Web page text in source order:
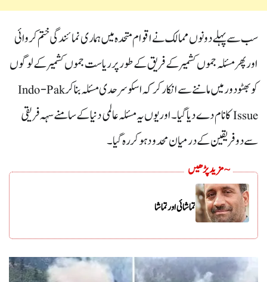
سب سے پہلے دونوں ممالک نے اقوام متحدہ میں ہماری نمائندگی ختم کروائی
اور پھر مسئلہ جموں کشمیر کے فریق کے طور پرریاست جموں کشمیر کے لوگوں
کو بھٹو دور میں ماننے سے انکار کرکہ اسکو سرحدی مسئلہ بنا کر Indo-Pak
Issue کا نام دے دیا گیا۔ اور یوں یہ مسئلہ عالمی دنیا کے سامنے سہہ فریقی
سے دو فریقین کے درمیان محدود ہوکر رہ گیا۔
~ مزید پڑھیں
تماشائی اور تماشا